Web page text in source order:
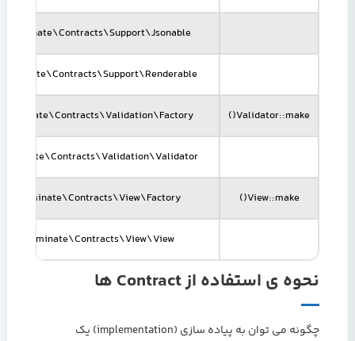
Illuminate\Contracts\Support\Jsonable
Validator::make()
Illuminate\Contracts\Validation\Factory
View::make()
Illuminate\Contracts\View\Factory
Illuminate\Contracts\View\View
نحوه ی استفاده از Contract ها
چگونه می توان به پیاده سازی (implementation) یک